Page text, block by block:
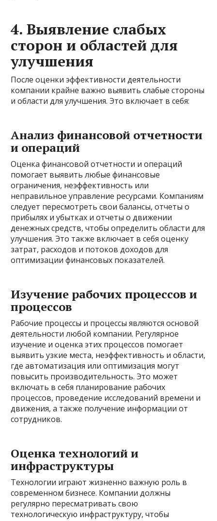
4. Выявление слабых
сторон и областей для
улучшения
После оценки эффективности деятельности
компании крайне важно выявить слабые стороны
и области для улучшения. Это включает в себя:
Анализ финансовой отчетности
и операций
Оценка финансовой отчетности и операций
помогает выявить любые финансовые
ограничения, неэффективность или
неправильное управление ресурсами. Компаниям
следует пересмотреть свои балансы, отчеты о
прибылях и убытках и отчеты о движении
денежных средств, чтобы определить области для
улучшения. Это также включает в себя оценку
затрат, расходов и потоков доходов для
оптимизации финансовых показателей.
Изучение рабочих процессов и
процессов
Рабочие процессы и процессы являются основой
деятельности любой компании. Регулярное
изучение и оценка этих процессов помогает
выявить узкие места, неэффективность и области,
где автоматизация или оптимизация могут
повысить производительность. Это может
включать в себя планирование рабочих
процессов, проведение исследований времени и
движения, а также получение информации от
сотрудников.
Оценка технологий и
инфраструктуры
Технологии играют жизненно важную роль в
современном бизнесе. Компании должны
регулярно пересматривать свою
технологическую инфраструктуру, чтобы